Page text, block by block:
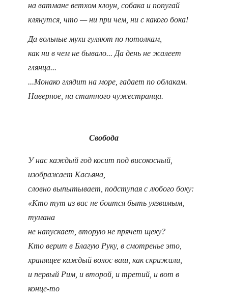
на ватмане ветхом клоун, собака и попугай
клянутся, что — ни при чем, ни с какого бока!
Да вольные мухи гуляют по потолкам,
как ни в чем не бывало... Да день не жалеет
глянца...
...Монако глядит на море, гадает по облакам.
Наверное, на статного чужестранца.
Свобода
У нас каждый год косит под високосный,
изображает Касьяна,
словно выпытывает, подступая с любого боку:
«Кто тут из вас не боится быть уязвимым,
тумана
не напускает, вторую не прячет щеку?
Кто верит в Благую Руку, в смотренье это,
хранящее каждый волос ваш, как скрижали,
и первый Рим, и второй, и третий, и вот в
конце-то